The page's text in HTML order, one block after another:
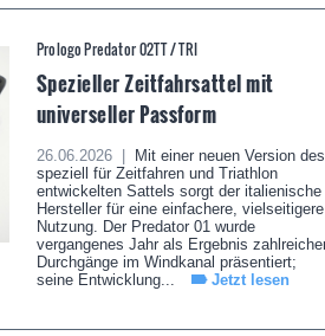
Prologo Predator 02TT / TRI
Spezieller Zeitfahrsattel mit
universeller Passform
26.06.2026 |
Mit einer neuen Version des
speziell für Zeitfahren und Triathlon
entwickelten Sattels sorgt der italienische
Hersteller für eine einfachere, vielseitigere
Nutzung. Der Predator 01 wurde
vergangenes Jahr als Ergebnis
Durchgänge im Windkanal präsentiert;
seine Entwicklung...
Jetzt lesen